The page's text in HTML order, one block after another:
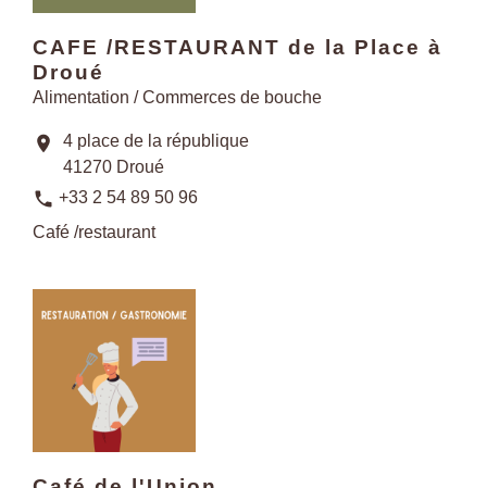
CAFE /RESTAURANT de la Place à
Droué
Alimentation / Commerces de bouche
location_on
4 place de la république
41270 Droué
phone +33 2 54 89 50 96
Café /restaurant